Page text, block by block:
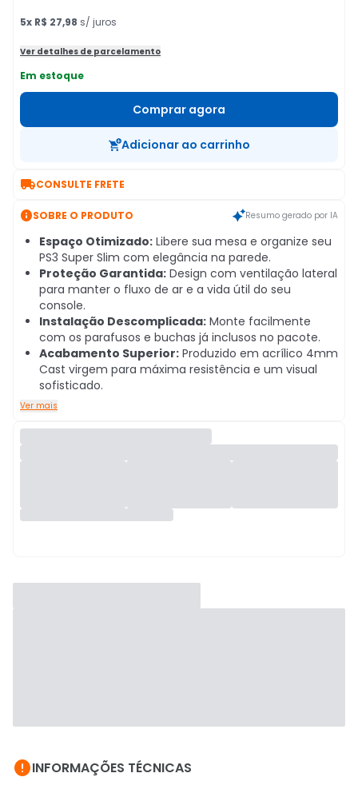
5x R$ 27,98 s/ juros
Ver detalhes de parcelamento
Em estoque
Comprar agora
Adicionar ao carrinho
CONSULTE FRETE
SOBRE O PRODUTO Resumo gerado por IA
Espaço Otimizado: Libere sua mesa e organize seu
PS3 Super Slim com elegância na parede.
Proteção Garantida: Design com ventilação lateral
para manter o fluxo de ar e a vida útil do seu
console.
Instalação Descomplicada: Monte facilmente
com os parafusos e buchas já inclusos no pacote.
Acabamento Superior: Produzido em acrílico 4mm
Cast virgem para máxima resistência e um visual
sofisticado.
Ver mais
INFORMAÇÕES TÉCNICAS